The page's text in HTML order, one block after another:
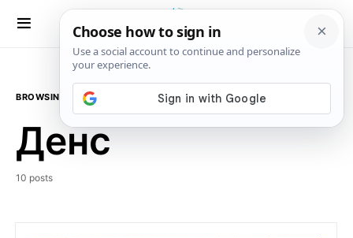
BROWSING CATEGORY
Денс
10 posts